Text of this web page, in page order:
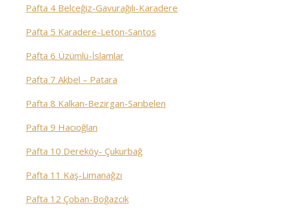
Pafta 4 Belceğiz-Gavurağılı-Karadere
Pafta 5 Karadere-Leton-Santos
Pafta 6 Üzümlü-İslamlar
Pafta 7 Akbel – Patara
Pafta 8 Kalkan-Bezirgan-Sarıbelen
Pafta 9 Hacıoğlan
Pafta 10 Dereköy- Çukurbağ
Pafta 11 Kaş-Limanağzı
Pafta 12 Çoban-Boğazcık